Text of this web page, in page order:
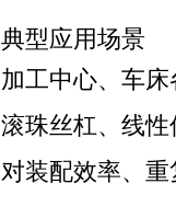
典型应用场景
加工中心、车
滚珠丝杠、线
对装配效率、